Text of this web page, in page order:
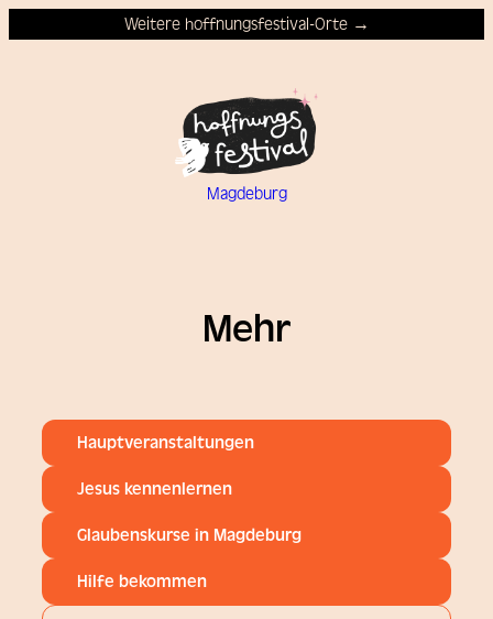
Weitere hoffnungsfestival-Orte →
Magdeburg
Mehr
Hauptveranstaltungen
Jesus kennenlernen
Glaubenskurse in Magdeburg
Hilfe bekommen